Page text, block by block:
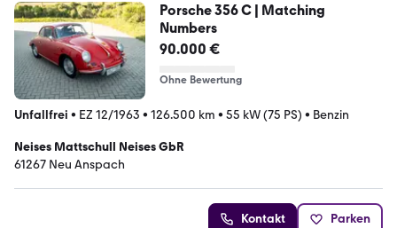
Porsche 356 C | Matching
Numbers
90.000 €
Ohne Bewertung
Unfallfrei • EZ 12/1963 • 126.500 km • 55 kW (75 PS) • Benzin
Neises Mattschull Neises GbR
61267 Neu Anspach
Kontakt Parken